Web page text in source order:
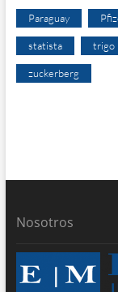
Paraguay
statista trigo
zuckerberg
Nosotros